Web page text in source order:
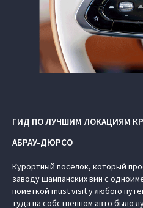
ГИД ПО ЛУЧШИМ ЛОКАЦИЯМ
АБРАУ-ДЮРСО
Курортный поселок, который
заводу шампанских вин с
пометкой must visit у любого
туда на собственном авто было